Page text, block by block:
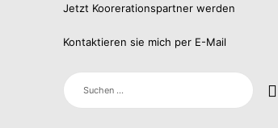
Jetzt Koorerationspartner werden
Kontaktieren sie mich per E-Mail
SUCHEN
NACH: